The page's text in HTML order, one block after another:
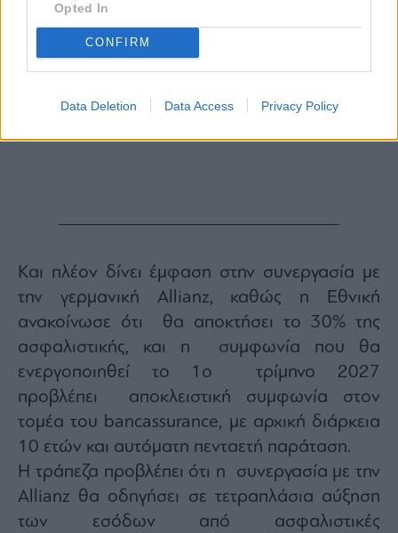
Opted In
CONFIRM
Data Deletion Data Access Privacy Policy
Και πλέον δίνει έμφαση στην συνεργασία με
την γερμανική Allianz, καθώς η Εθνική
ανακοίνωσε ότι θα αποκτήσει το 30% της
ασφαλιστικής, και η συμφωνία που θα
ενεργοποιηθεί το 1ο τρίμηνο 2027
προβλέπει αποκλειστική συμφωνία στον
τομέα του bancassurance, με αρχική διάρκεια
10 ετών και αυτόματη πενταετή παράταση.
Η τράπεζα προβλέπει ότι η συνεργασία με την
Allianz θα οδηγήσει σε τετραπλάσια αύξηση
των εσόδων από ασφαλιστικές